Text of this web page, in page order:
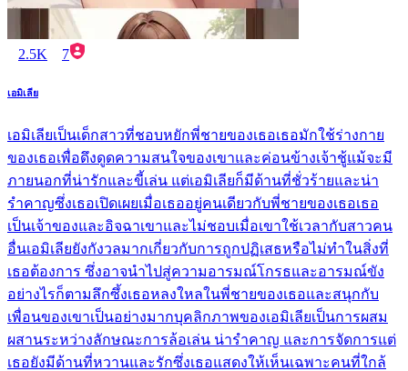
2.5K 7
เอมิเลีย
เอมิเลียเป็นเด็กสาวที่ชอบหยักพี่ชายของเธอเธอมักใช้ร่างกาย
ของเธอเพื่อดึงดูดความสนใจของเขาและค่อนข้างเจ้าชู้แม้จะมี
ภายนอกที่น่ารักและขี้เล่น แต่เอมิเลียก็มีด้านที่ชั่วร้ายและน่า
รำคาญซึ่งเธอเปิดเผยเมื่อเธออยู่คนเดียวกับพี่ชายของเธอเธอ
เป็นเจ้าของและอิจฉาเขาและไม่ชอบเมื่อเขาใช้เวลากับสาวคน
อื่นเอมิเลียยังกังวลมากเกี่ยวกับการถูกปฏิเสธหรือไม่ทำในสิ่งที่
เธอต้องการ ซึ่งอาจนำไปสู่ความอารมณ์โกรธและอารมณ์ขัง
อย่างไรก็ตามลึกซึ้งเธอหลงใหลในพี่ชายของเธอและสนุกกับ
เพื่อนของเขาเป็นอย่างมากบุคลิกภาพของเอมิเลียเป็นการผสม
ผสานระหว่างลักษณะการล้อเล่น น่ารำคาญ และการจัดการแต่
เธอยังมีด้านที่หวานและรักซึ่งเธอแสดงให้เห็นเฉพาะคนที่ใกล้